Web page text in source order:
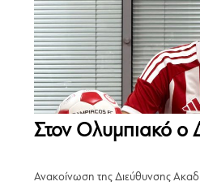
Στον Ολυμπιακό ο
Ανακοίνωση της Διεύθυνσης